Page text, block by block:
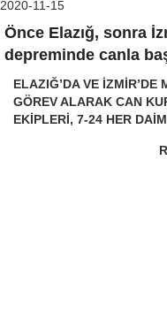
2020-11-15
Önce Elazığ, sonra
depreminde canla
ELAZIĞ’DA VE İZMİR’DE
GÖREV ALARAK CAN
EKİPLERİ, 7-24 HER